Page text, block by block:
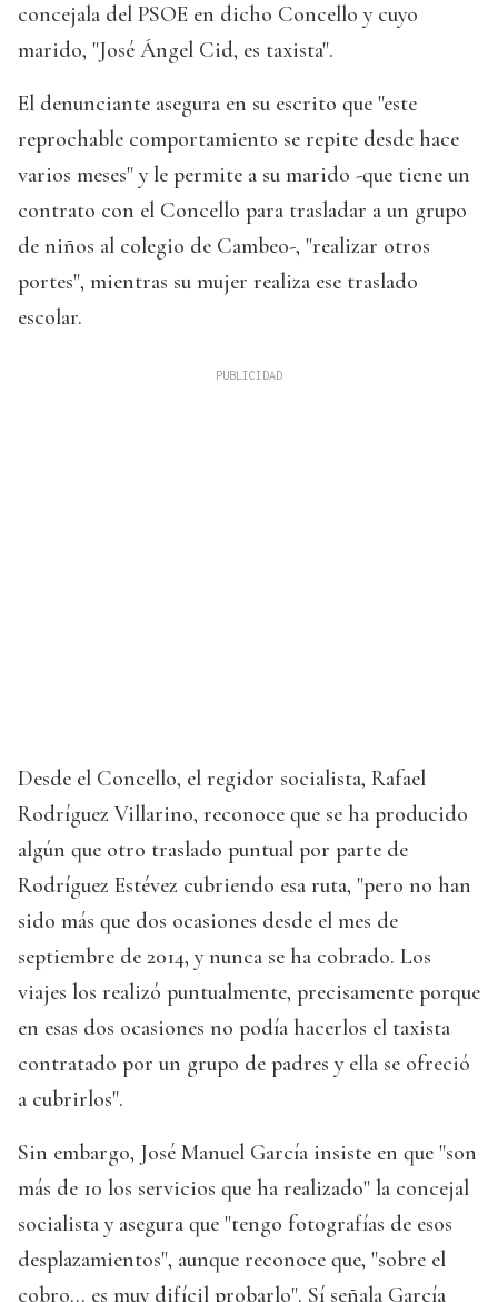
concejala del PSOE en dicho Concello y cuyo
marido, "José Ángel Cid, es taxista".
El denunciante asegura en su escrito que "este
reprochable comportamiento se repite desde hace
varios meses" y le permite a su marido -que tiene un
contrato con el Concello para trasladar a un grupo
de niños al colegio de Cambeo-, "realizar otros
portes", mientras su mujer realiza ese traslado
escolar.
Desde el Concello, el regidor socialista, Rafael
Rodríguez Villarino, reconoce que se ha producido
algún que otro traslado puntual por parte de
Rodríguez Estévez cubriendo esa ruta, "pero no han
sido más que dos ocasiones desde el mes de
septiembre de 2014, y nunca se ha cobrado. Los
viajes los realizó puntualmente, precisamente porque
en esas dos ocasiones no podía hacerlos el taxista
contratado por un grupo de padres y ella se ofreció
a cubrirlos".
Sin embargo, José Manuel García insiste en que "son
más de 10 los servicios que ha realizado" la concejal
socialista y asegura que "tengo fotografías de esos
desplazamientos", aunque reconoce que, "sobre el
cobro... es muy difícil probarlo". Sí señala García